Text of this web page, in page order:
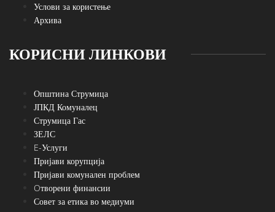
Услови за користење
Архива
КОРИСНИ ЛИНКОВИ
Општина Струмица
ЈПКД Комуналец
Струмица Гас
ЗЕЛС
E-Услуги
Пријави корупција
Пријави комунален проблем
Oтворени финансии
Совет за етика во медиуми